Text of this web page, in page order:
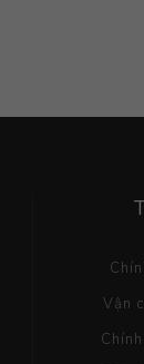
Vận